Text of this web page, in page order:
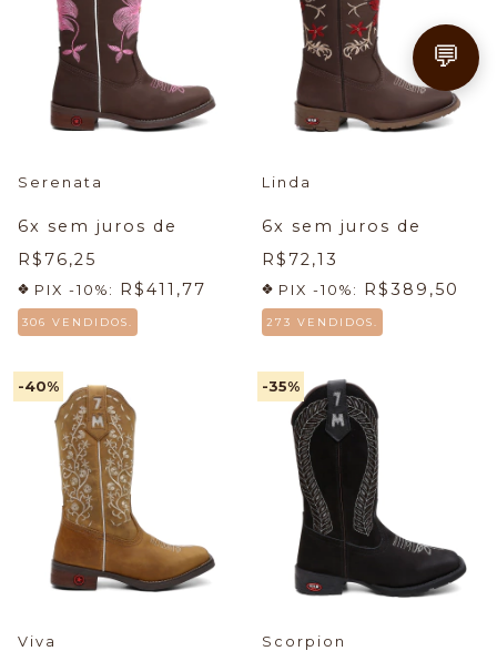
Serenata
6x sem juros de
R$76,25
PIX -10%: R$411,77
306 VENDIDOS.
Linda
6x sem juros de
R$72,13
PIX -10%: R$389,50
273 VENDIDOS.
-40%
Viva
-35%
Scorpion
💬